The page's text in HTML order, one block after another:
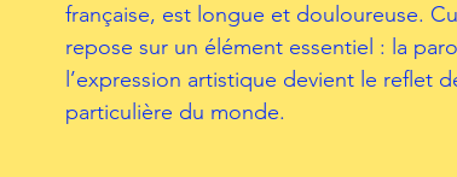
française, est longue et douloureuse.
repose sur un élément essentiel : la
l’expression artistique devient le reflet
particulière du monde.